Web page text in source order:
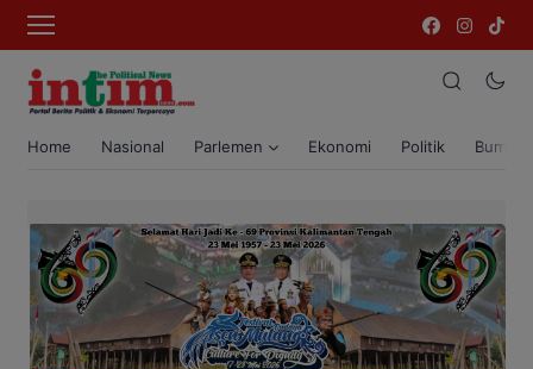
Home Nasional Parlemen Ekonomi Politik Bumi